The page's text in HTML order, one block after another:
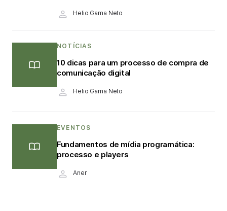
Helio Gama Neto
NOTÍCIAS
10 dicas para um processo de compra de
comunicação digital
Helio Gama Neto
EVENTOS
Fundamentos de mídia programática:
processo e players
Aner